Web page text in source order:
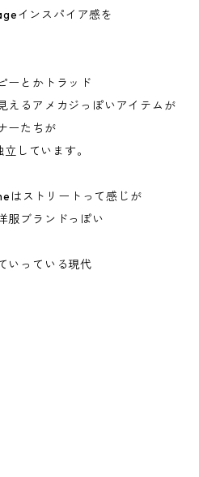
インスパイア感を
ーとかトラッド
えるアメカジっぽいアイテムが
ーたちが
しています。
はストリートって感じが
服ブランドっぽい
いっている現代